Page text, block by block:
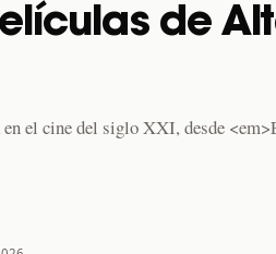
de
el cine del siglo XXI, desde